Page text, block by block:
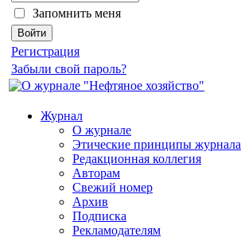
Запомнить меня
Регистрация
Забыли свой пароль?
Журнал
О журнале
Этические принципы журнала
Редакционная коллегия
Авторам
Свежий номер
Архив
Подписка
Рекламодателям